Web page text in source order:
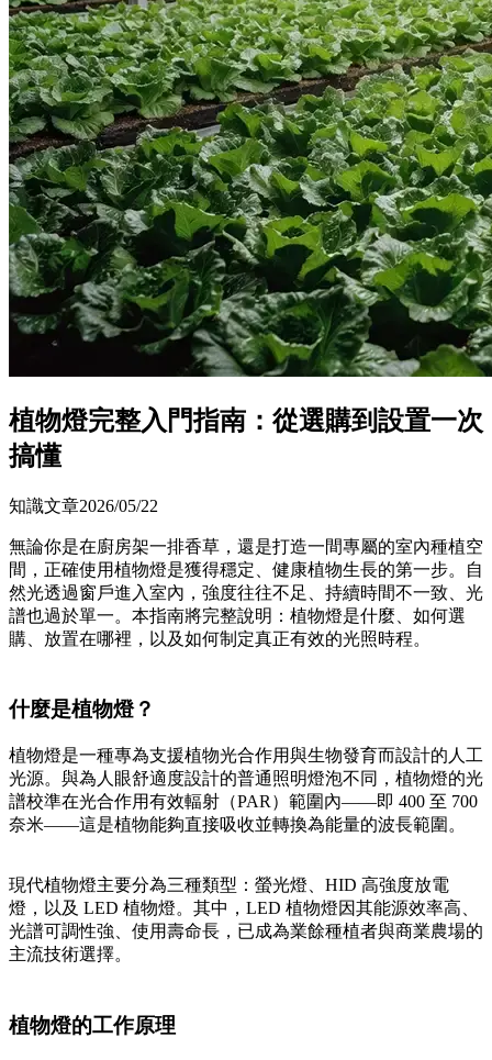
植物燈完整入門指南：從選購到設置一次
搞懂
知識⽂章2026/05/22
無論你是在廚房架一排香草，還是打造一間專屬的室內種植空
間，正確使用植物燈是獲得穩定、健康植物生長的第一步。自
然光透過窗戶進入室內，強度往往不足、持續時間不一致、光
譜也過於單一。本指南將完整說明：植物燈是什麼、如何選
購、放置在哪裡，以及如何制定真正有效的光照時程。
什麼是植物燈？
植物燈是一種專為支援植物光合作用與生物發育而設計的人工
光源。與為人眼舒適度設計的普通照明燈泡不同，植物燈的光
譜校準在光合作用有效輻射（PAR）範圍內——即 400 至 700
奈米——這是植物能夠直接吸收並轉換為能量的波長範圍。
現代植物燈主要分為三種類型：螢光燈、HID 高強度放電
燈，以及 LED 植物燈。其中，LED 植物燈因其能源效率高、
光譜可調性強、使用壽命長，已成為業餘種植者與商業農場的
主流技術選擇。
植物燈的工作原理